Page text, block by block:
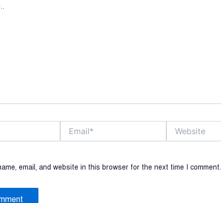
email, and website in this browser for the next time I comment.